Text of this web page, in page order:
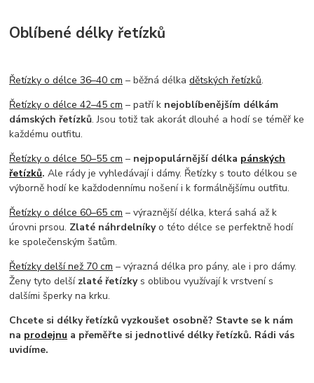
Oblíbené délky řetízků
Řetízky o délce 36–40 cm – běžná délkadětských řetízků.
Řetízky o délce 42–45 cm – patří k nejoblíbenějším délkám
dámských řetízků. Jsou totiž tak akorát dlouhé a hodí se téměř ke
každému outfitu.
Řetízky o délce 50–55 cm – nejpopulárnější délka pánských
řetízků. Ale rády je vyhledávají i dámy. Řetízky s touto délkou se
výborně hodí ke každodennímu nošení i k formálnějšímu outfitu.
Řetízky o délce 60–65 cm – výraznější délka, která sahá až k
úrovni prsou. Zlaté náhrdelníkyo této délce se perfektně hodí
ke společenským šatům.
Řetízky delší než 70 cm – výrazná délka pro pány, ale i pro dámy.
Ženy tyto delší zlaté řetízkys oblibou využívají k vrstvení s
dalšími šperky na krku.
Chcete si délky řetízků vyzkoušet osobně? Stavte se k nám
na prodejnu a přeměřte si jednotlivé délky řetízků. Rádi vás
uvidíme.